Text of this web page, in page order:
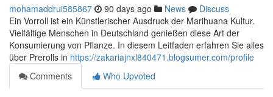
mohamaddrui585867 90 days ago News
Discuss
Ein Vorroll ist ein Künstlerischer Ausdruck der Marihuana Kultur.
Vielfältige Menschen in Deutschland genießen diese Art der
Konsumierung von Pflanze. In diesem Leitfaden erfahren Sie alles
über Prerolls in https://zakariajnxl840471.blogsumer.com/profile
Comments
Who Upvoted